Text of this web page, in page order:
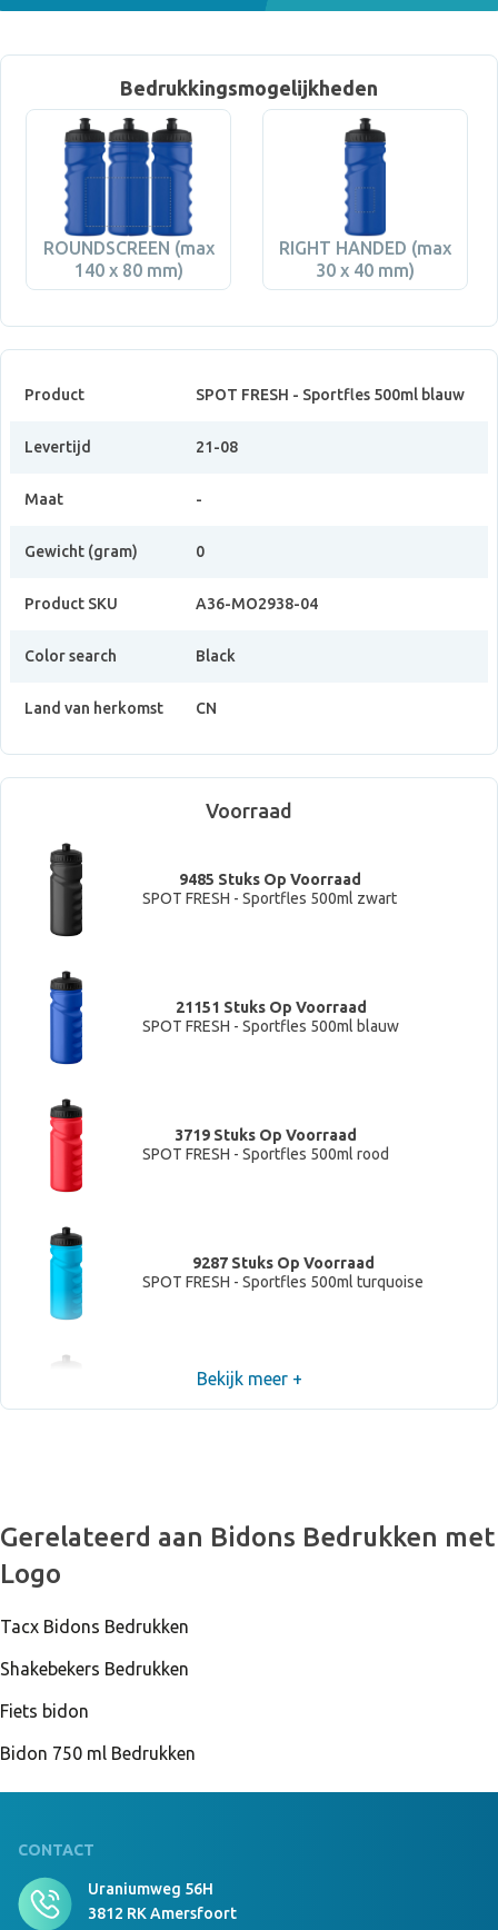
Bedrukkingsmogelijkheden
ROUNDSCREEN (max
140 x 80 mm)
RIGHT HANDED (max
30 x 40 mm)
Product SPOT FRESH - Sportfles 500ml blauw
Levertijd 21-08
Maat -
Gewicht (gram) 0
Product SKU A36-MO2938-04
Color search Black
Land van herkomst CN
Voorraad
9485 Stuks Op Voorraad
SPOT FRESH - Sportfles 500ml zwart
21151 Stuks Op Voorraad
SPOT FRESH - Sportfles 500ml blauw
3719 Stuks Op Voorraad
SPOT FRESH - Sportfles 500ml rood
9287 Stuks Op Voorraad
SPOT FRESH - Sportfles 500ml turquoise
11310 Stuks Op Voorraad
SPOT FRESH - Sportfles 500ml Neon groen
SPOT FRESH - Sportfles 500ml Neon geel
SPOT FRESH - Sportfles 500ml Neon fuchsia
Bekijk meer +
Gerelateerd aan Bidons Bedrukken met
Logo
Tacx Bidons Bedrukken
Shakebekers Bedrukken
Fiets bidon
Bidon 750 ml Bedrukken
CONTACT
Uraniumweg 56H
3812 RK Amersfoort